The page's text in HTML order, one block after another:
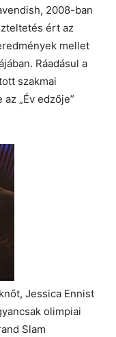
2008-ban
ért az
mellet
Ráadásul a
szakmai
„Év edzője”
Jessica Ennist
olimpiai
Slam